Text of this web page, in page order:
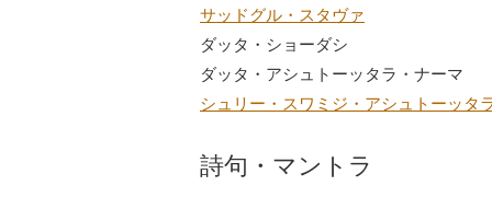
サッドグル・スタヴァ
ダッタ・ショーダシ
ダッタ・アシュトーッタラ・ナーマ
シュリー・スワミジ・アシュトーッタ
詩句・マントラ